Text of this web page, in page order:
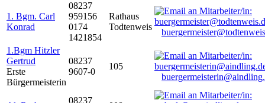
1. Bgm. Carl
Konrad
08237
959156
0174
1421854
Rathaus
Todtenweis
1.Bgm Hitzler
Gertrud
Erste
Bürgermeisterin
08237
9607-0
105
08237